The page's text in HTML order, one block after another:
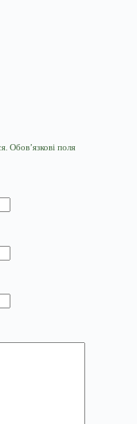
Обов’язкові поля